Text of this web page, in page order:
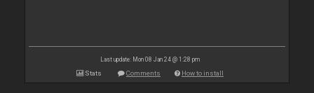
Last update: Mon 08 Jan 24 @ 1:28 pm
Stats Comments How to install